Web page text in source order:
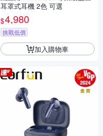
耳罩式耳機 2色 可選
$4,980
挑戰低價
加入購物車